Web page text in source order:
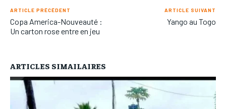
ARTICLE PRÉCÉDENT
Copa America-Nouveauté :
Un carton rose entre en jeu
ARTICLE SUIVANT
Yango au Togo
ARTICLES SIMAILAIRES